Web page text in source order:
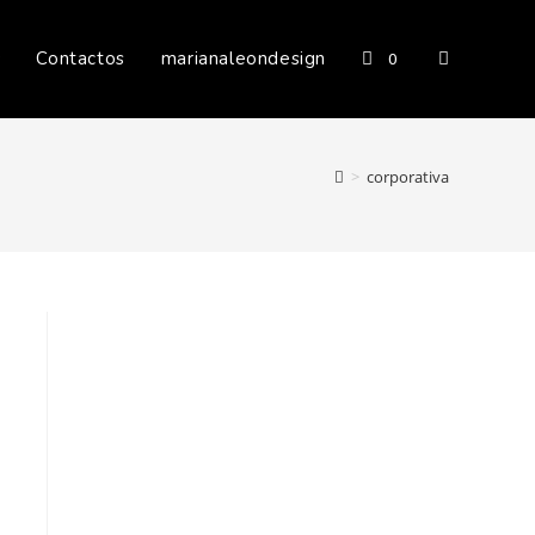
Contactos marianaleondesign 0
> corporativa